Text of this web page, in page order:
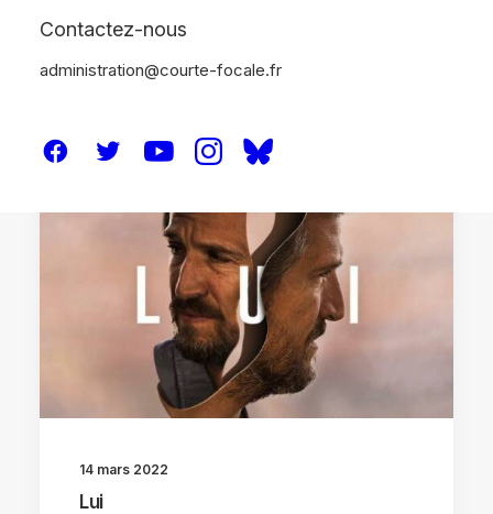
Contactez-nous
administration@courte-focale.fr
14 mars 2022
Lui